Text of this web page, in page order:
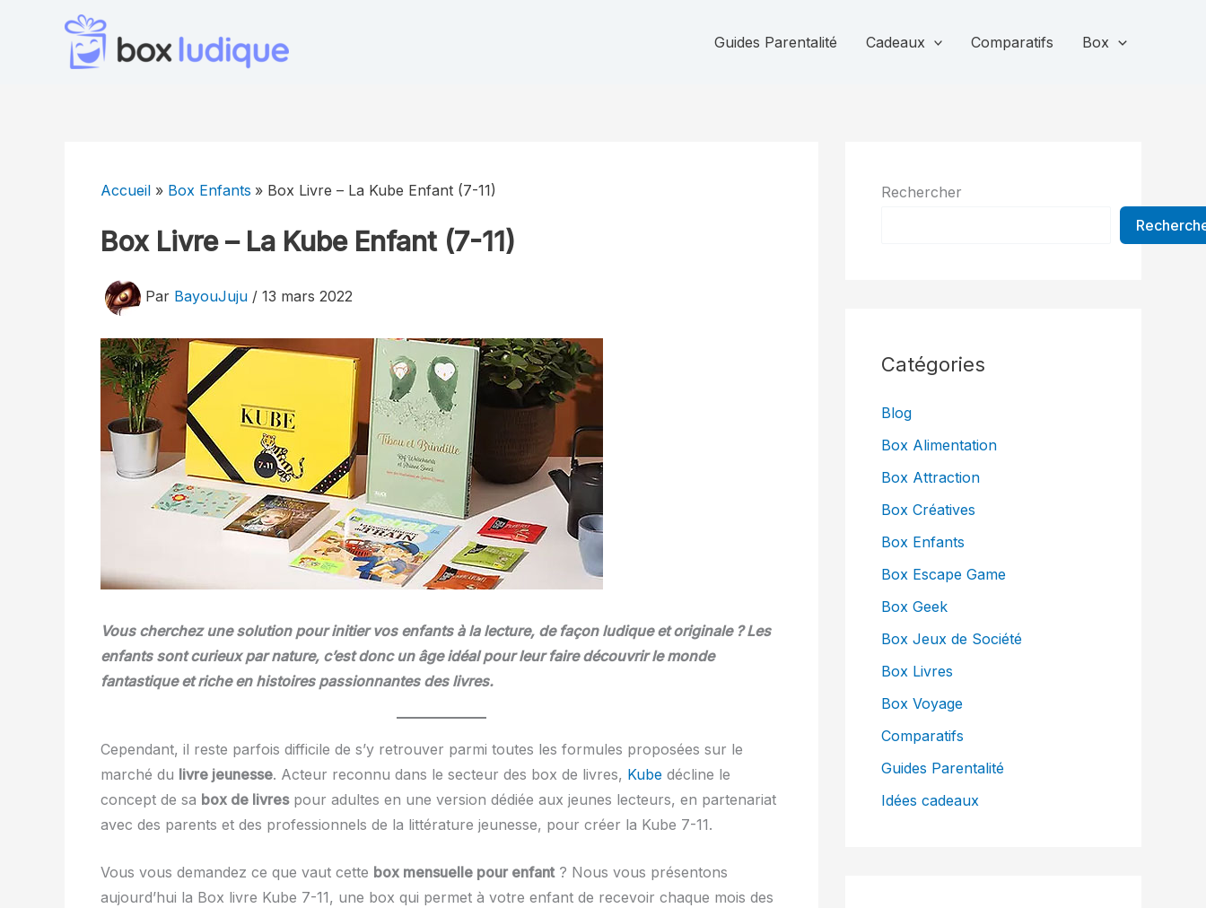
Guides Parentalité Cadeaux Comparatifs Box
Accueil Box Enfants Box Livre – La Kube Enfant (7-11)
Box Livre – La Kube Enfant (7-11)
Par BayouJuju / 13 mars 2022
Vous cherchez une solution pourinitier vos enfants à la lecture, de façon ludique et originale ? Les
enfants sont curieux par nature, c’est donc un âge idéal pour leur faire découvrir le monde
fantastique et riche en histoires passionnantes des livres.
Cependant, il reste parfois difficile de s’y retrouver parmi toutes les formules proposées sur le
marché du livre jeunesse. Acteur reconnu dans le secteur des box de livres, Kube décline le
concept de sa box de livrespour adultes en une version dédiée aux jeunes lecteurs, en partenariat
avec des parents et des professionnels de la littérature jeunesse, pour créer la Kube 7-11.
Vous vous demandez ce que vaut cette box mensuelle pour enfant? Nous vous présentons
aujourd’hui la Box livre Kube 7-11, une box qui permet à votre enfant de recevoir chaque mois des
Rechercher
Catégories
Blog
Box Alimentation
Box Attraction
Box Créatives
Box Enfants
Box Escape Game
Box Geek
Box Jeux de Société
Box Livres
Box Voyage
Comparatifs
Guides Parentalité
Idées cadeaux